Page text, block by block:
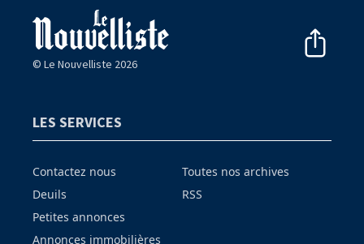
© Le Nouvelliste 2026
LES SERVICES
Contactez nous
Deuils
Petites annonces
Annonces immobilières
Toutes nos archives
RSS